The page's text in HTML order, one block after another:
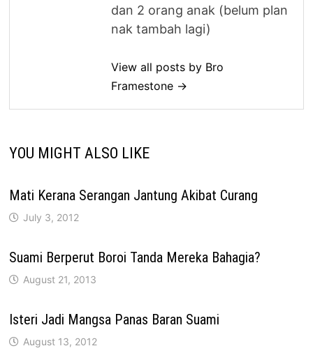
dan 2 orang anak (belum plan
nak tambah lagi)
View all posts by Bro
Framestone →
YOU MIGHT ALSO LIKE
Mati Kerana Serangan Jantung Akibat Curang
July 3, 2012
Suami Berperut Boroi Tanda Mereka Bahagia?
August 21, 2013
Isteri Jadi Mangsa Panas Baran Suami
August 13, 2012